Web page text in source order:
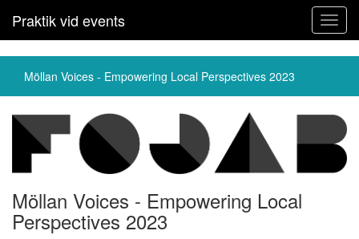
Praktik vid events
Möllan Voices - Empowering Local Perspectives 2023
Möllan Voices - Empowering Local
Perspectives 2023